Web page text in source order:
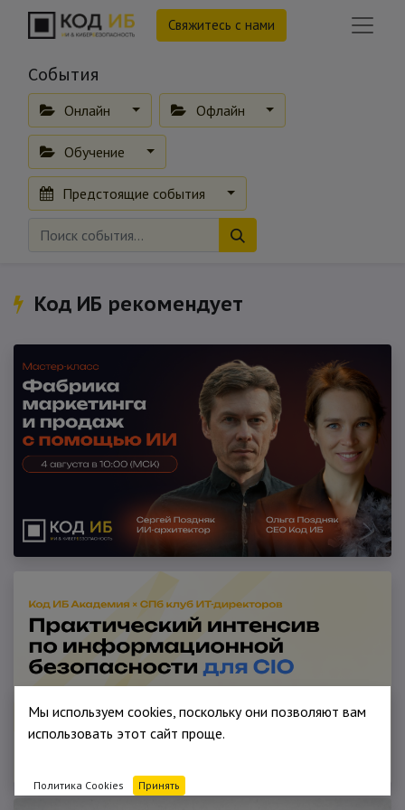
Свяжитесь с нами
События
Онлайн Офлайн
Обучение
Предстоящие события
Код ИБ рекомендует
Мы используем cookies, поскольку они позволяют вам
использовать этот сайт проще.
Политика Cookies Принять